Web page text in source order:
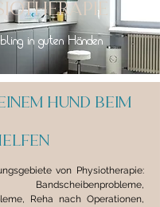
in guten Händen
Hund beim
von Physiotherapie:
Reha nach Operationen,